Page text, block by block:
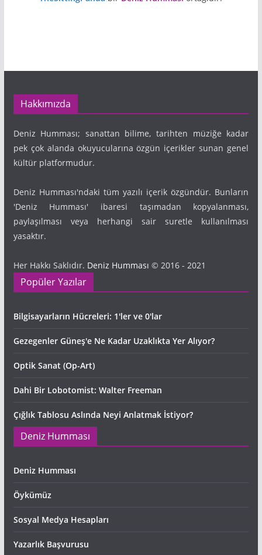
Hakkımızda
Deniz Humması; sanattan bilime, tarihten müziğe kadar
pek çok alanda okuyucularına özgün içerikler sunan genel
kültür platformudur.
Deniz Humması'ndaki tüm yazılı içerik özgündür. Bunların
'Deniz Humması' ibaresi taşımadan kopyalanması,
paylaşılması veya herhangi sair suretle kullanılması
yasaktır.
Her Hakkı Saklıdır. Deniz Humması © 2016 - 2021
Popüler Yazılar
Bilgisayarların Hücreleri: 1'ler ve 0'lar
Gezegenler Güneş'e Ne Kadar Uzaklıkta Yer Alıyor?
Optik Sanat (Op-Art)
Dahi Bir Lobotomist: Walter Freeman
Çığlık Tablosu Aslında Neyi Anlatmak İstiyor?
Deniz Humması
Deniz Humması
Öykümüz
Sosyal Medya Hesapları
Yazarlık Başvurusu